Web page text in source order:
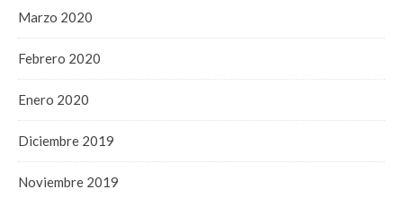
Marzo 2020
Febrero 2020
Enero 2020
Diciembre 2019
Noviembre 2019